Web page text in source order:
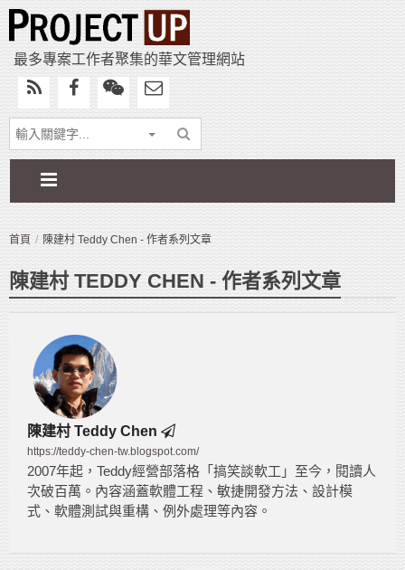
最多專案工作者聚集的華文管理網站
首頁 陳建村 Teddy Chen - 作者系列文章
陳建村 TEDDY CHEN - 作者系列文章
陳建村 Teddy Chen
https://teddy-chen-tw.blogspot.com/
2007年起，Teddy經營部落格「搞笑談軟工」至今，閱讀人
次破百萬。內容涵蓋軟體工程、敏捷開發方法、設計模
式、軟體測試與重構、例外處理等內容。